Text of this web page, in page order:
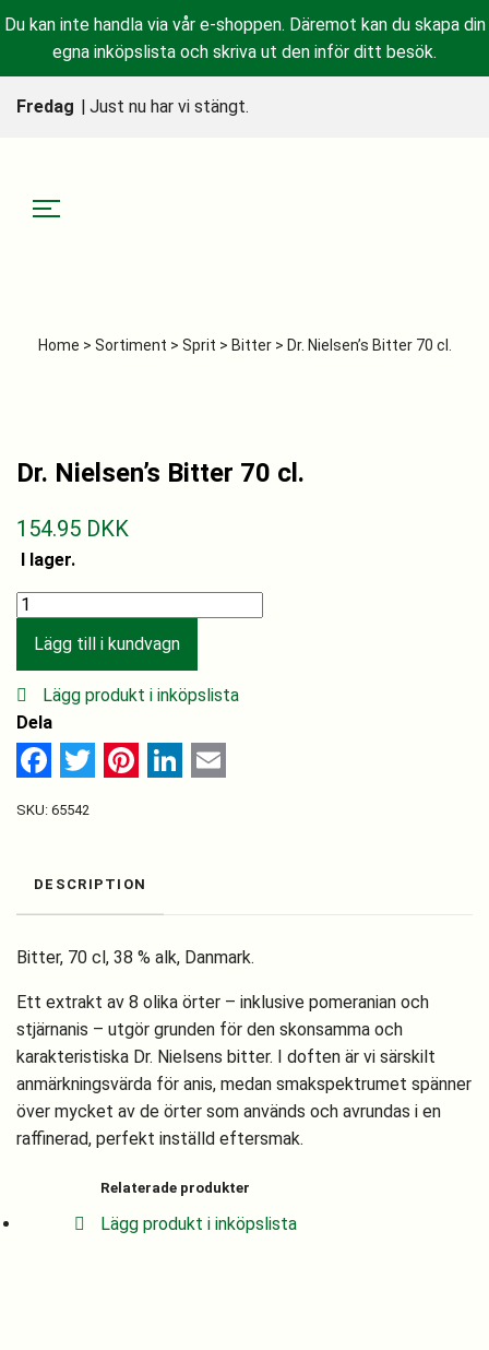
Du kan inte handla via vår e-shoppen. Däremot kan du skapa din
egna inköpslista och skriva ut den inför ditt besök.
Fredag | Just nu har vi stängt.
Home > Sortiment > Sprit > Bitter> Dr. Nielsen’s Bitter 70 cl.
Dr. Nielsen’s Bitter 70 cl.
154.95 DKK
I lager.
Dr.
Bitter
70
cl.
quantity
Lägg till i kundvagn
Lägg produkt i inköpslista
Dela
Facebook
Twitter
SKU: 65542
DESCRIPTION
Bitter, 70 cl, 38 % alk, Danmark.
Ett extrakt av 8 olika örter – inklusive pomeranian och
stjärnanis – utgör grunden för den skonsamma och
karakteristiska Dr. Nielsens bitter. I doften är vi särskilt
anmärkningsvärda för anis, medan smakspektrumet spänner
över mycket av de örter som används och avrundas i en
raffinerad, perfekt inställd eftersmak.
Relaterade produkter
Lägg produkt i inköpslista